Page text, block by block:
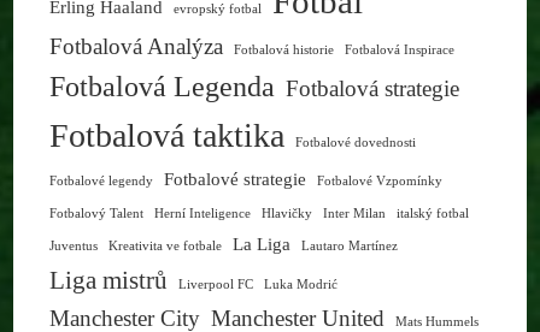
Erling Haaland evropský fotbal
Fotbalová Analýza Fotbalová historie Fotbalová Inspirace
Fotbalová Legenda Fotbalová strategie
Fotbalová taktika Fotbalové dovednosti
Fotbalové legendy Fotbalové strategie Fotbalové Vzpomínky
Fotbalový Talent Herní Inteligence Hlavičky Inter Milan italský fotbal
Juventus Kreativita ve fotbale La Liga Lautaro Martínez
Liga mistrů Liverpool FC Luka Modrić
Manchester City Manchester United Mats Hummels